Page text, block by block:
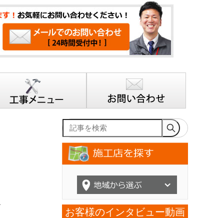
記事を検索
お客様のインタビュー動画